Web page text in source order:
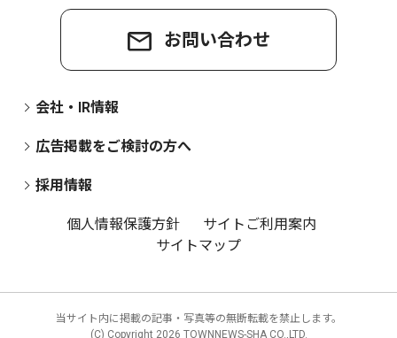
お問い合わせ
会社・IR情報
広告掲載をご検討の方へ
採用情報
個人情報保護方針
サイトご利用案内
サイトマップ
当サイト内に掲載の記事・写真等の無断転載を禁止します。
(C) Copyright 2026 TOWNNEWS-SHA CO.,LTD.